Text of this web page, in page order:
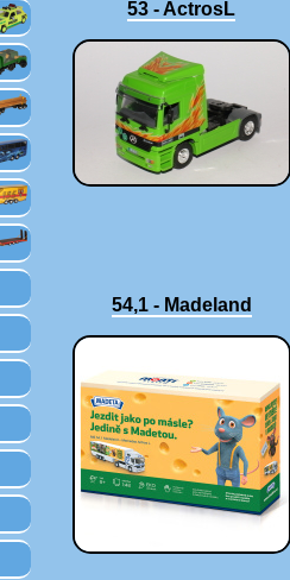
53 - ActrosL
54,1 - Madeland